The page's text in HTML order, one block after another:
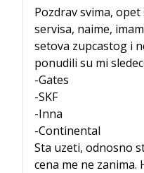
Pozdrav svima,
servisa, naime,
setova zupcastog i
ponudili su mi
-Gates
-SKF
-Inna
-Continental
Sta uzeti, odnosno
cena me ne zanima.